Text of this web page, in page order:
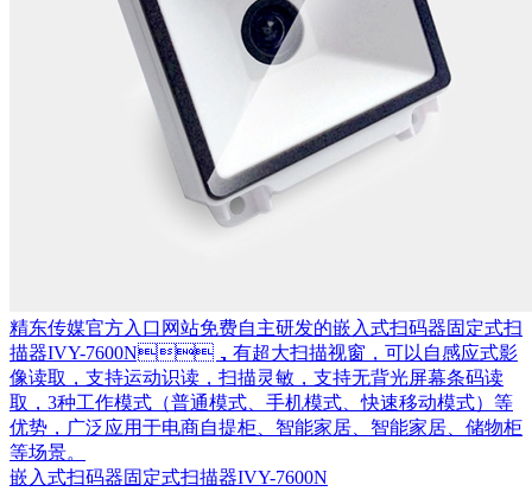
精东传媒官方入口网站免费自主研发的嵌入式扫码器固定式扫
描器IVY-7600N，有超大扫描视窗，可以自感应式影
像读取，支持运动识读，扫描灵敏，支持无背光屏幕条码读
取，3种工作模式（普通模式、手机模式、快速移动模式）等
优势，广泛应用于电商自提柜、智能家居、智能家居、储物柜
等场景。
嵌入式扫码器固定式扫描器IVY-7600N